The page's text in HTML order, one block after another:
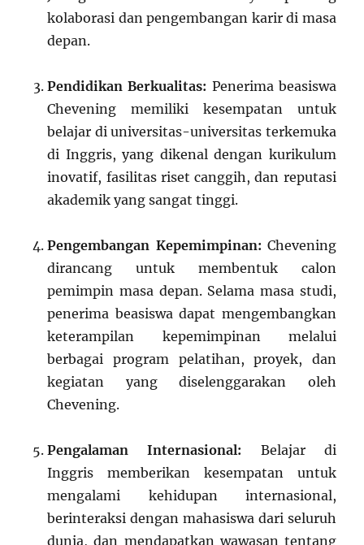
kolaborasi dan pengembangan karir di masa
depan.
Pendidikan Berkualitas: Penerima beasiswa
Chevening memiliki kesempatan untuk
belajar di universitas-universitas terkemuka
di Inggris, yang dikenal dengan kurikulum
inovatif, fasilitas riset canggih, dan reputasi
akademik yang sangat tinggi.
Pengembangan Kepemimpinan: Chevening
dirancang untuk membentuk calon
pemimpin masa depan. Selama masa studi,
penerima beasiswa dapat mengembangkan
keterampilan kepemimpinan melalui
berbagai program pelatihan, proyek, dan
kegiatan yang diselenggarakan oleh
Chevening.
Pengalaman Internasional: Belajar di
Inggris memberikan kesempatan untuk
mengalami kehidupan internasional,
berinteraksi dengan mahasiswa dari seluruh
dunia, dan mendapatkan wawasan tentang